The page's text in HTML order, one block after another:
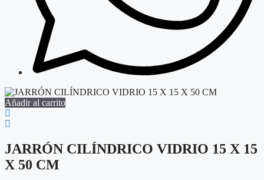
Añadir al carrito
JARRÓN CILÍNDRICO VIDRIO 15 X 15
X 50 CM